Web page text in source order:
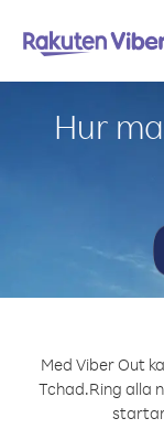
Hur
Med Viber Out
Tchad.Ring alla